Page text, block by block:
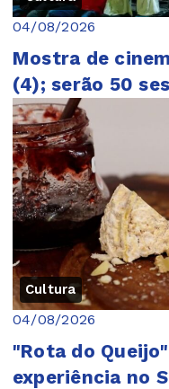
04/08/2026
Mostra de
(4); serão 50
Cultura
04/08/2026
"Rota do
experiência no